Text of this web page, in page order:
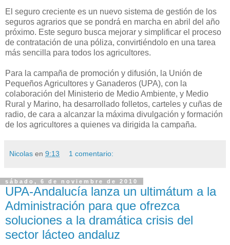
El seguro creciente es un nuevo sistema de gestión de los
seguros agrarios que se pondrá en marcha en abril del año
próximo. Este seguro busca mejorar y simplificar el proceso
de contratación de una póliza, convirtiéndolo en una tarea
más sencilla para todos los agricultores.
Para la campaña de promoción y difusión, la Unión de
Pequeños Agricultores y Ganaderos (UPA), con la
colaboración del Ministerio de Medio Ambiente, y Medio
Rural y Marino, ha desarrollado folletos, carteles y cuñas de
radio, de cara a alcanzar la máxima divulgación y formación
de los agricultores a quienes va dirigida la campaña.
Nicolas en 9:13 1 comentario:
sábado, 6 de noviembre de 2010
UPA-Andalucía lanza un ultimátum a la
Administración para que ofrezca
soluciones a la dramática crisis del
sector lácteo andaluz